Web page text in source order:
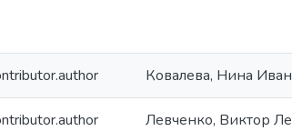
Ковалева, Нина
Левченко, Виктор